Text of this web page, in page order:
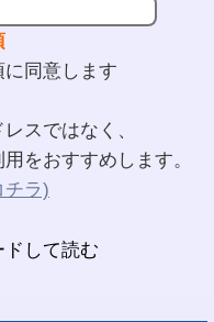
同意します
スではなく、
をおすすめします。
チラ)